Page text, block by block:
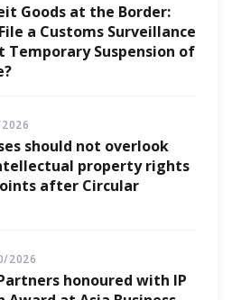
Goods at the Border:
a Customs Surveillance
Temporary Suspension of
should not overlook
property rights
after Circular
2026
Partners honoured with IP